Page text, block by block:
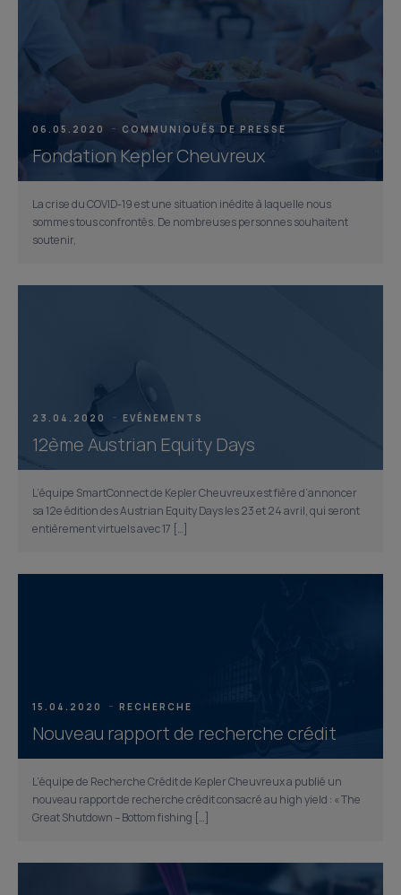
06.05.2020 COMMUNIQUÉS DE PRESSE
Fondation Kepler Cheuvreux
La crise du COVID-19 est une situation inédite à laquelle nous
sommes tous confrontés. De nombreuses personnes souhaitent
soutenir,
23.04.2020 EVÉNEMENTS
12ème Austrian Equity Days
L’équipe SmartConnect de Kepler Cheuvreux est fière d’annoncer
sa 12e édition des Austrian Equity Days les 23 et 24 avril, qui seront
entièrement virtuels avec 17 […]
15.04.2020 RECHERCHE
Nouveau rapport de recherche crédit
L’équipe de Recherche Crédit de Kepler Cheuvreux a publié un
nouveau rapport de recherche crédit consacré au high yield : « The
Great Shutdown – Bottom fishing […]